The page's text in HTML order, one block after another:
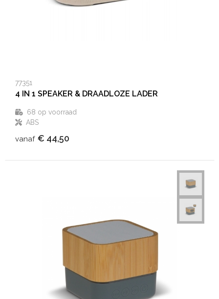
77351
4 IN 1 SPEAKER & DRAADLOZE LADER
68 op voorraad
ABS
vanaf € 44,50